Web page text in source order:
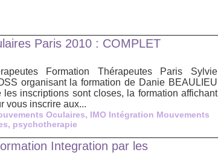
Paris 2010 : COMPLET
Formation Thérapeutes Paris Sylvie
organisant la formation de Danie BEAULIEU
inscriptions sont closes, la formation affichant
vous inscrire aux...
Oculaires, IMO Intégration Mouvements
, psychotherapie
Integration par les